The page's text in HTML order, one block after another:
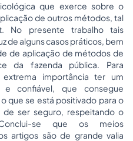
que exerce sobre o
de outros métodos, tal
No presente trabalho tais
de alguns casos práticos, bem
de aplicação de métodos de
da fazenda pública. Para
importância ter um
e confiável, que consegue
que se está positivado para o
ser seguro, respeitando o
se que os meios
artigos são de grande valia